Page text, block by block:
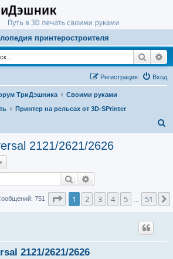
принтеростроителя
Поиск
Вход
Регистрация
ТриДэшника
Своими руками
Принтер на рельсах от 3D-SPrinter
2121/2621/2626
Поиск
751 Страница1 из
1 2 3 4 5 51
2121/2621/2626